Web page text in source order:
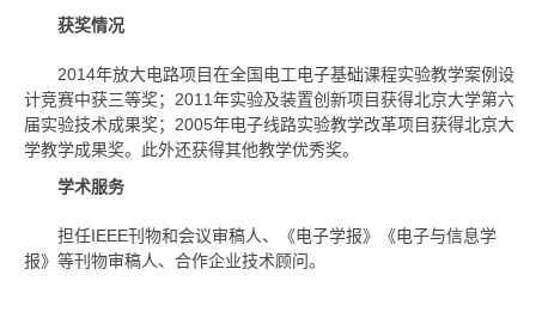
获奖情况
2014年放大电路项目在全国电工电子基础课程实验教学案例设
计竞赛中获三等奖；2011年实验及装置创新项目获得北京大学第六
届实验技术成果奖；2005年电子线路实验教学改革项目获得北京大
学教学成果奖。此外还获得其他教学优秀奖。
学术服务
担任IEEE刊物和会议审稿人、《电子学报》《电子与信息学
报》等刊物审稿人、合作企业技术顾问。